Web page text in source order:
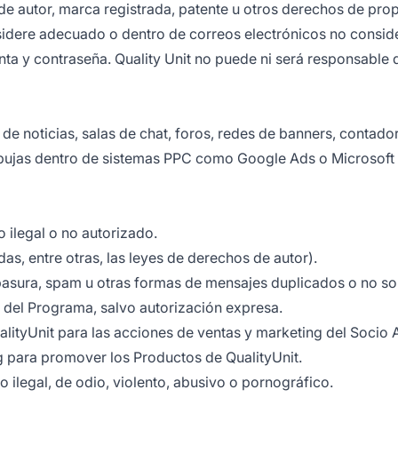
autor, marca registrada, patente u otros derechos de
adecuado o dentro de correos electrónicos no
y contraseña. Quality Unit no puede ni será
noticias, salas de chat, foros, redes de banners,
dentro de sistemas PPC como Google Ads o
ilegal o no autorizado.
entre otras, las leyes de derechos de autor).
spam u otras formas de mensajes duplicados o no
Programa, salvo autorización expresa.
para las acciones de ventas y marketing del Socio
promover los Productos de QualityUnit.
ilegal, de odio, violento, abusivo o pornográfico.